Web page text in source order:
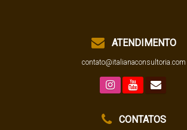
ATENDIMENTO
contato@italianaconsultoria.com
CONTATOS